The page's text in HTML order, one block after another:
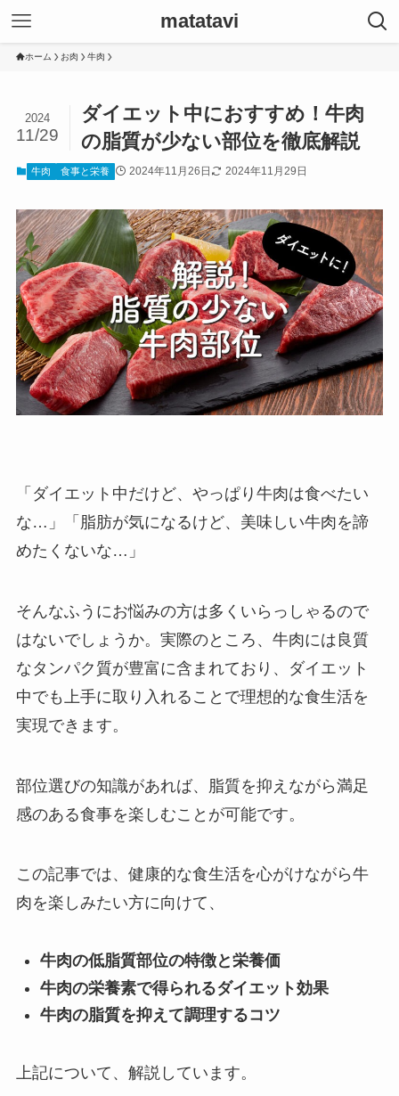
matatavi
ホーム お肉 牛肉
ダイエット中におすすめ！牛肉
の脂質が少ない部位を徹底解説
2024
11/29
牛肉 食事と栄養 2024年11月26日 2024年11月29日
「ダイエット中だけど、やっぱり牛肉は食べたい
な…」「脂肪が気になるけど、美味しい牛肉を諦
めたくないな…」
そんなふうにお悩みの方は多くいらっしゃるので
はないでしょうか。実際のところ、牛肉には良質
なタンパク質が豊富に含まれており、ダイエット
中でも上手に取り入れることで理想的な食生活を
実現できます。
部位選びの知識があれば、脂質を抑えながら満足
感のある食事を楽しむことが可能です。
この記事では、健康的な食生活を心がけながら牛
肉を楽しみたい方に向けて、
牛肉の低脂質部位の特徴と栄養価
牛肉の栄養素で得られるダイエット効果
牛肉の脂質を抑えて調理するコツ
上記について、解説しています。